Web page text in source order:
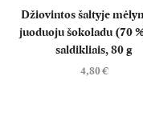
Džiovintos šaltyje
juoduoju šokoladu (70
saldikliais, 80 g
4,80€